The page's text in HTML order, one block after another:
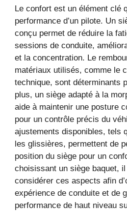
Le confort est un élément clé
performance d’un pilote. Un
conçu permet de réduire la
sessions de conduite,
et la concentration. Le
matériaux utilisés, comme le
technique, sont déterminants
plus, un siège adapté à la
aide à maintenir une posture
pour un contrôle précis du
ajustements disponibles, tels
les glissières, permettent de
position du siège pour un
choisissant un siège baquet,
considérer ces aspects afin
expérience de conduite et de
performance de haut niveau